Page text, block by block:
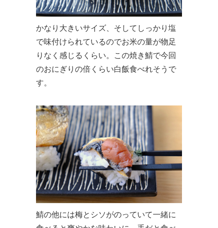
かなり大きいサイズ、そしてしっかり塩
で味付けられているのでお米の量が物足
りなく感じるくらい。この焼き鯖で今回
のおにぎりの倍くらい白飯食べれそうで
す。
鯖の他には梅とシソがのっていて一緒に